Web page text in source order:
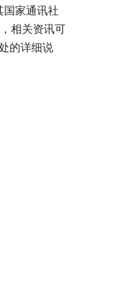
国家通讯社
相关资讯可
的详细说